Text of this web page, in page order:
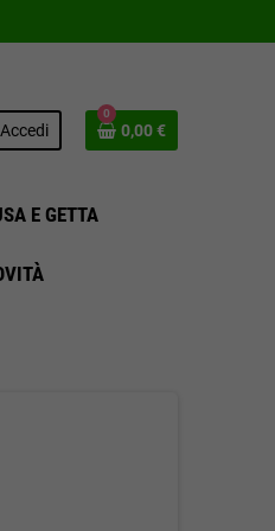
Accedi
0
0,00 €
E GETTA